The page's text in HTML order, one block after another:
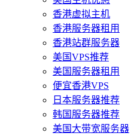
香港虚拟主机
香港服务器租用
香港站群服务器
美国VPS推荐
美国服务器租用
便宜香港VPS
日本服务器推荐
韩国服务器推荐
美国大带宽服务器